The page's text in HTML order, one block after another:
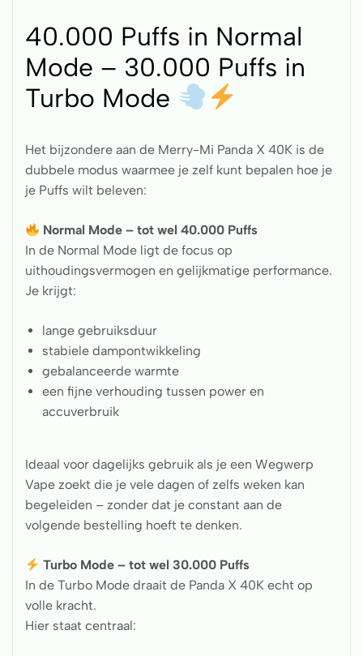
40.000 Puffs in Normal
Mode – 30.000 Puffs in
Turbo Mode
Het bijzondere aan de Merry-Mi Panda X 40K is de
dubbele modus waarmee je zelf kunt bepalen hoe je
je Puffs wilt beleven:
Normal Mode – tot wel 40.000 Puffs
In de Normal Mode ligt de focus op
uithoudingsvermogen en gelijkmatige performance.
Je krijgt:
lange gebruiksduur
stabiele dampontwikkeling
gebalanceerde warmte
een fijne verhouding tussen power en
accuverbruik
Ideaal voor dagelijks gebruik als je een Wegwerp
Vape zoekt die je vele dagen of zelfs weken kan
begeleiden – zonder dat je constant aan de
volgende bestelling hoeft te denken.
Turbo Mode – tot wel 30.000 Puffs
In de Turbo Mode draait de Panda X 40K echt op
volle kracht.
Hier staat centraal: